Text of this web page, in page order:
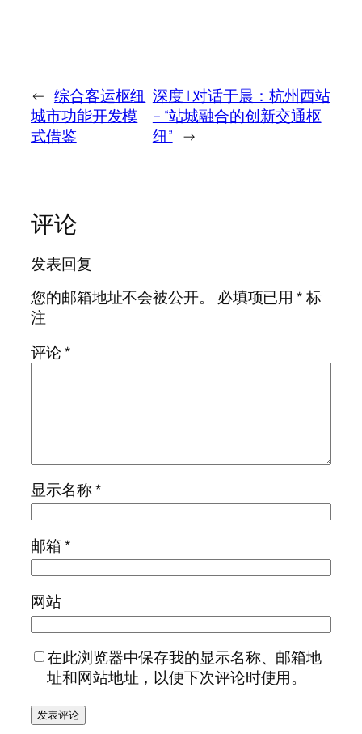
← 综合客运枢纽
城市功能开发模
式借鉴
深度 | 对话于晨：杭州西站
– “站城融合的创新交通枢
纽” →
评论
发表回复
您的邮箱地址不会被公开。
必填项已用*标
注
评论*
显示名称*
邮箱*
网站
在此浏览器中保存我的显示名称、邮箱地
址和网站地址，以便下次评论时使用。